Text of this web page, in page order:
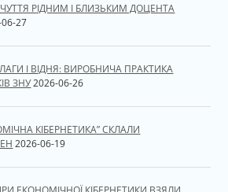
РІДНИМ І БЛИЗЬКИМ ДОЦЕНТА
27
І ВІДНЯ: ВИРОБНИЧА ПРАКТИКА
ЗНУ2026-06-26
КІБЕРНЕТИКА” СКЛАЛИ
2026-06-19